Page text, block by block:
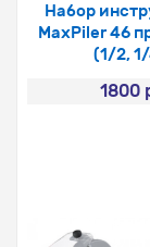
Набор
MaxPiler 46
(1/2,
1800